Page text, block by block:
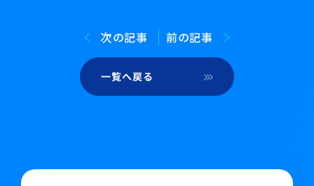
次の記事 前の記事
一覧へ戻る